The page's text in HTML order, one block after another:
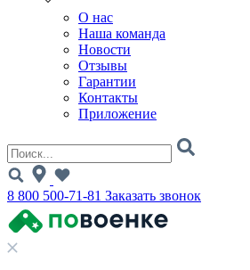
О нас
Наша команда
Новости
Отзывы
Гарантии
Контакты
Приложение
8 800 500-71-81 Заказать звонок